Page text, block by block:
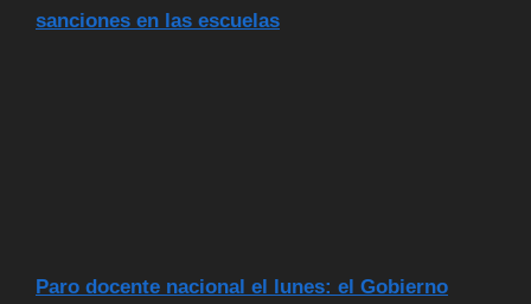
sanciones en las escuelas
Paro docente nacional el lunes: el Gobierno